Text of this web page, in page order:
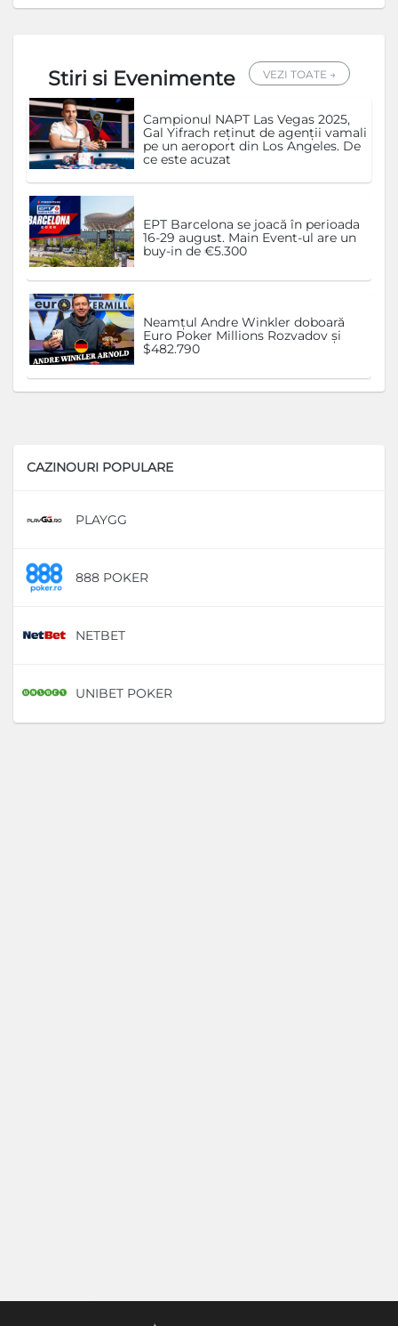
Stiri si Evenimente VEZI TOATE →
Campionul NAPT Las Vegas 2025,
Gal Yifrach reținut de agenții vamali
pe un aeroport din Los Angeles. De
ce este acuzat
EPT Barcelona se joacă în perioada
16-29 august. Main Event-ul are un
buy-in de €5.300
Neamțul Andre Winkler doboară
Euro Poker Millions Rozvadov și
$482.790
CAZINOURI POPULARE
PLAYGG
888 POKER
NETBET
UNIBET POKER